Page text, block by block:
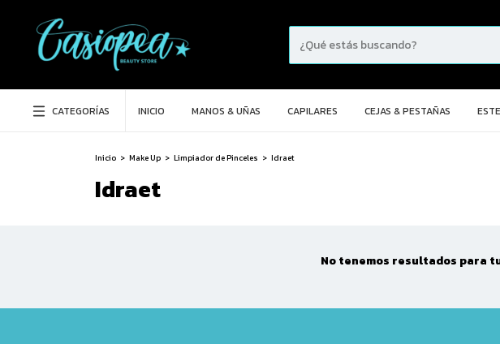
CATEGORÍAS INICIO MANOS & UÑAS CAPILARES CEJAS & PESTAÑAS
Inicio > Make Up > Limpiador de Pinceles > Idraet
Idraet
No tenemos resultados para